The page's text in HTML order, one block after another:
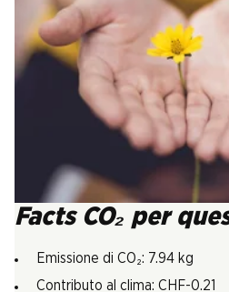
Facts CO₂ per
Emissione di CO₂: 7.94 kg
Contributo al clima: CHF-0.21